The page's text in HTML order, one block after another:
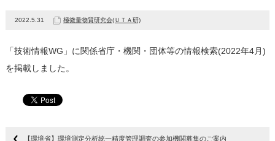
2022.5.31 極微量物質研究会(ＵＴＡ研)
「技術情報WG」に関係省庁・機関・団体等の情報検索(2022年4月)
を掲載しました。
【環境省】環境測定分析統一精度管理調査の参加機関募集のご案内